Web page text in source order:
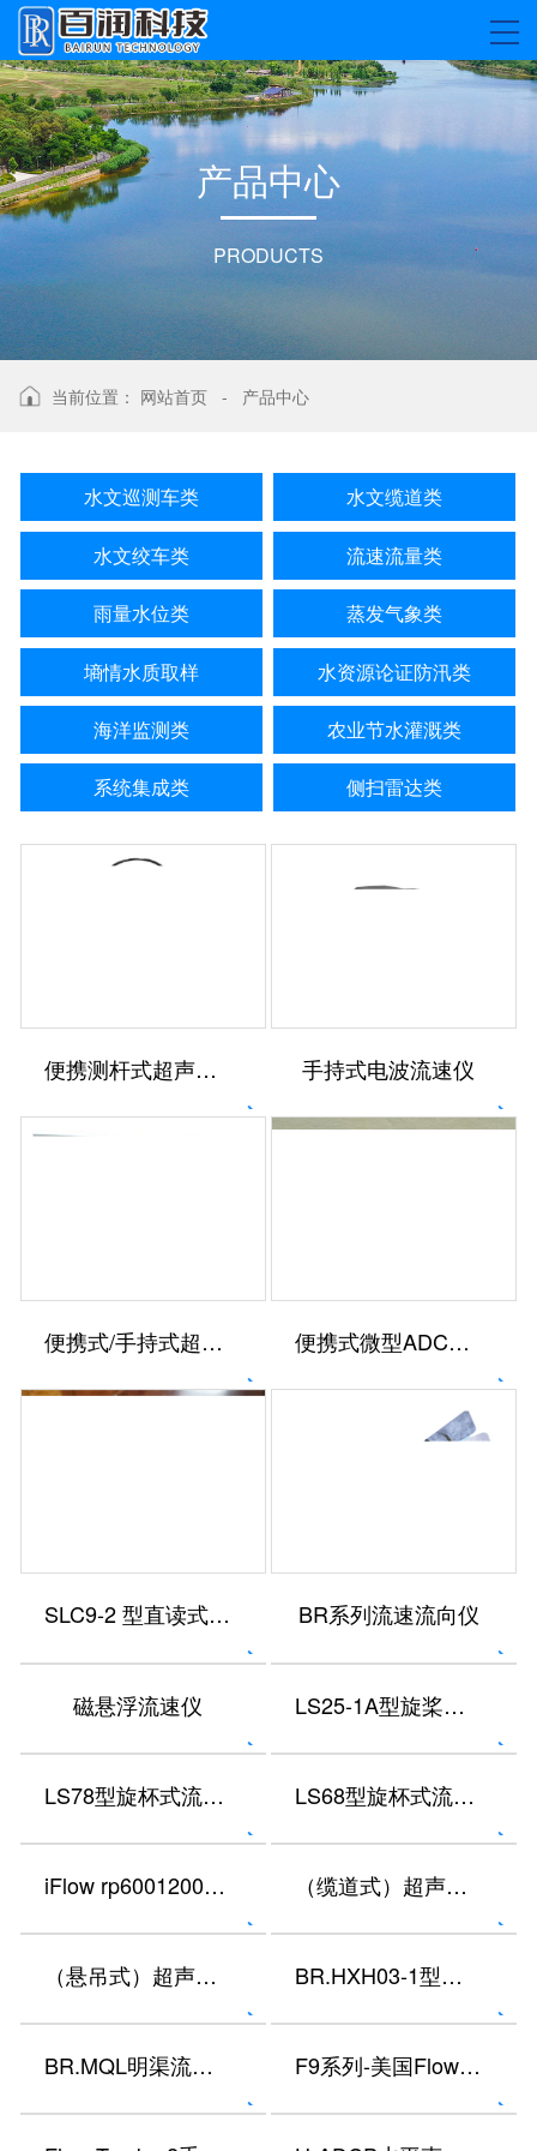
产品中心
PRODUCTS
当前位置： 网站首页 - 产品中心
水文巡测车类 水文缆道类
水文绞车类 流速流量类
雨量水位类 蒸发气象类
墒情水质取样 水资源论证防汛类
海洋监测类 农业节水灌溉类
系统集成类 侧扫雷达类
便携测杆式超声波多普勒流速仪 手持式电波流速仪
便携式/手持式超声波流量计 BR.TUF-2000P 便携式微型ADCP StreamPro
SLC9-2 型直读式海流计 BR系列流速流向仪
磁悬浮流速仪 LS25-1A型旋桨式流速仪
LS78型旋杯式流速仪 LS68型旋杯式流速仪
iFlow rp6001200声学多普勒流速剖面仪 （缆道式）超声波多普勒流速仪
（悬吊式）超声波多普勒流速流量仪 BR.HXH03-1型超声波多普勒流速流向仪
BR.MQL明渠流量计 F9系列-美国FlowQuest2000-AFA-BC走航式ADCP